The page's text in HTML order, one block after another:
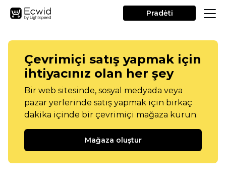
Pradėti
Çevrimiçi satış yapmak için
ihtiyacınız olan her şey
Bir web sitesinde, sosyal medyada veya
pazar yerlerinde satış yapmak için birkaç
dakika içinde bir çevrimiçi mağaza kurun.
Mağaza oluştur